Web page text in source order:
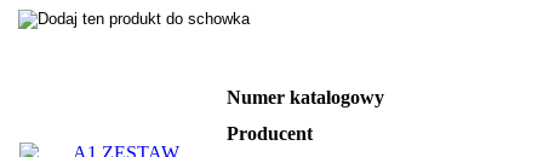
Numer katalogowy
Producent